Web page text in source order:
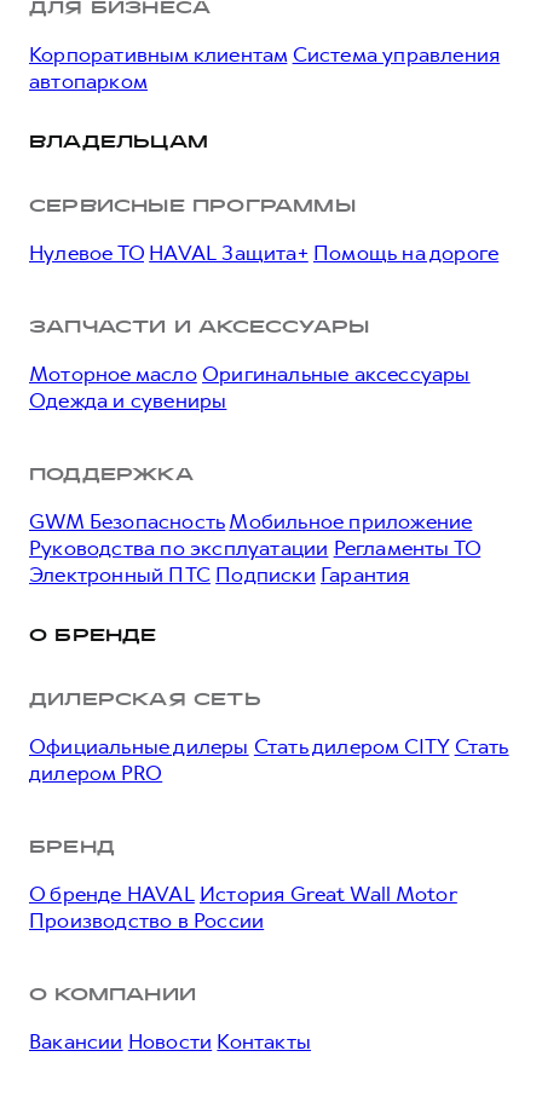
ДЛЯ БИЗНЕСА
Корпоративным клиентам Система управления
автопарком
ВЛАДЕЛЬЦАМ
СЕРВИСНЫЕ ПРОГРАММЫ
Нулевое ТО HAVAL Защита+ Помощь на дороге
ЗАПЧАСТИ И АКСЕССУАРЫ
Моторное масло Оригинальные аксессуары
Одежда и сувениры
ПОДДЕРЖКА
GWM БезопасностьМобильное приложение
Руководства по эксплуатации Регламенты ТО
Электронный ПТС Подписки Гарантия
О БРЕНДЕ
ДИЛЕРСКАЯ СЕТЬ
Официальные дилеры Стать дилером CITY Стать
дилером PRO
БРЕНД
О бренде HAVAL История Great Wall Motor
Производство в России
О КОМПАНИИ
Вакансии Новости Контакты